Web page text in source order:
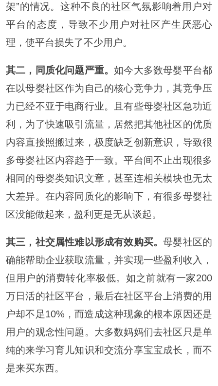
架”的情况。这种不良的社区气氛影响着用户对
平台的态度，导致不少用户对社区产生厌恶心
理，使平台损失了不少用户。
其二，同质化问题严重。如今大多数母婴平台都
在以母婴社区作为自己的核心竞争力，其竞争压
力已经不亚于电商行业。且有些母婴社区急功近
利，为了快速吸引流量，居然把其他社区的优质
内容直接照搬过来，极度缺乏创新意识，导致很
多母婴社区内容趋于一致。平台间不止出现很多
相同的母婴类知识文章，甚至连相关模块也无太
大差异。在内容同质化的影响下，有很多母婴社
区没能做起来，盈利更是无从谈起。
其三，社交属性难以形成有效购买。母婴社区的
确能帮助企业获取流量，并实现一些盈利收入，
但用户的消费转化率极低。如之前就有一家200
万日活的社区平台，最后在社区平台上消费的用
户却不足10%，而造成这种现象的根本原因还是
用户的观念性问题。大多数妈妈们去社区只是单
纯的来学习育儿知识和交流分享宝宝成长，而不
是来买东西。